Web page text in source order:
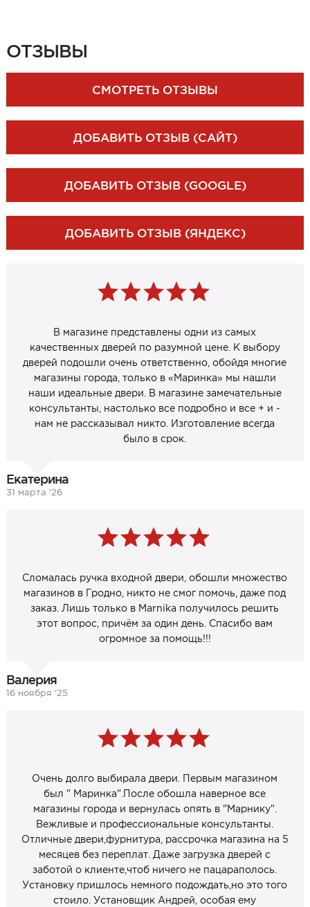
ОТЗЫВЫ
СМОТРЕТЬ ОТЗЫВЫ
ДОБАВИТЬ ОТЗЫВ (САЙТ)
ДОБАВИТЬ ОТЗЫВ (GOOGLE)
ДОБАВИТЬ ОТЗЫВ (ЯНДЕКС)
В магазине представлены одни из самых
качественных дверей по разумной цене. К выбору
дверей подошли очень ответственно, обойдя многие
магазины города, только в «Маринка» мы нашли
наши идеальные двери. В магазине замечательные
консультанты, настолько все подробно и все + и -
нам не рассказывал никто. Изготовление всегда
было в срок.
Екатерина
31 марта ‘26
Сломалась ручка входной двери, обошли множество
магазинов в Гродно, никто не смог помочь, даже под
заказ. Лишь только в Marnika получилось решить
этот вопрос, причём за один день. Спасибо вам
огромное за помощь!!!
Валерия
16 ноября ‘25
Очень долго выбирала двери. Первым магазином
был " Маринка".После обошла наверное все
магазины города и вернулась опять в "Марнику".
Вежливые и профессиональные консультанты.
Отличные двери,фурнитура, рассрочка магазина на 5
месяцев без переплат. Даже загрузка дверей с
заботой о клиенте,чтоб ничего не пацараполось.
Установку пришлось немного подождать,но это того
стоило. Установщик Андрей, особая ему